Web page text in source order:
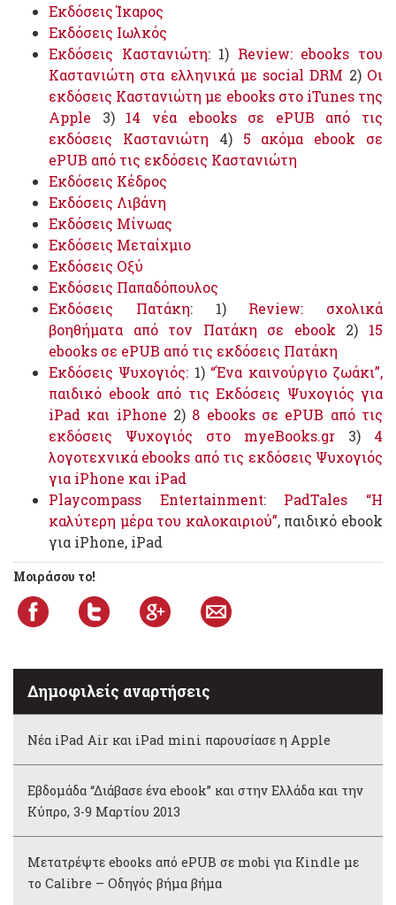
Εκδόσεις Ίκαρος
Εκδόσεις Ιωλκός
Εκδόσεις Καστανιώτη: 1) Review: ebooks του
Καστανιώτη στα ελληνικά με social DRM 2) Οι
εκδόσεις Καστανιώτη με ebooks στο iTunes της
Apple 3) 14 νέα ebooks σε ePUB από τις
εκδόσεις Καστανιώτη 4) 5 ακόμα ebook σε
ePUB από τις εκδόσεις Καστανιώτη
Εκδόσεις Κέδρος
Εκδόσεις Λιβάνη
Εκδόσεις Μίνωας
Εκδόσεις Μεταίχμιο
Εκδόσεις Οξύ
Εκδόσεις Παπαδόπουλος
Εκδόσεις Πατάκη: 1) Review: σχολικά
βοηθήματα από τον Πατάκη σε ebook 2) 15
ebooks σε ePUB από τις εκδόσεις Πατάκη
Εκδόσεις Ψυχογιός: 1) “Ένα καινούργιο ζωάκι”,
παιδικό ebook από τις Εκδόσεις Ψυχογιός για
iPad και iPhone 2) 8 ebooks σε ePUB από τις
εκδόσεις Ψυχογιός στο myeBooks.gr 3) 4
λογοτεχνικά ebooks από τις εκδόσεις Ψυχογιός
για iPhone και iPad
Playcompass Entertainment: PadTales “Η
καλύτερη μέρα του καλοκαιριού”, παιδικό ebook
για iPhone, iPad
Μοιράσου το!
Δημοφιλείς αναρτήσεις
Νέα iPad Air και iPad mini παρουσίασε η Apple
Εβδομάδα “Διάβασε ένα ebook” και στην Ελλάδα και την
Κύπρο, 3-9 Μαρτίου 2013
Μετατρέψτε ebooks από ePUB σε mobi για Kindle με
το Calibre – Οδηγός βήμα βήμα